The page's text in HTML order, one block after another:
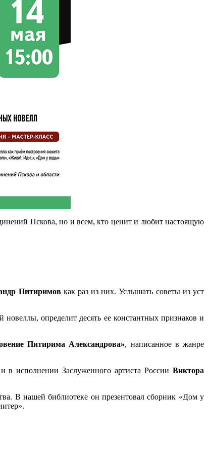
Пскова, но и всем, кто ценит и любит настоящую
Питиримовкак раз из них. Услышать советы из уст
определит десять ее константных признаков и
Питирима Александрова», написанное в жанре
в исполнении Заслуженного артиста РоссииВиктора
В нашей библиотеке он презентовал сборник «Дом у